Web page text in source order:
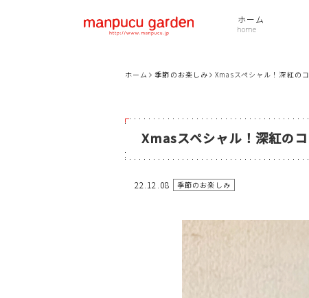
ホーム
ホーム 季節のお楽しみ Xmasスペシャル！深紅の
Xmasスペシャル！深紅の
22.12.08 季節のお楽しみ